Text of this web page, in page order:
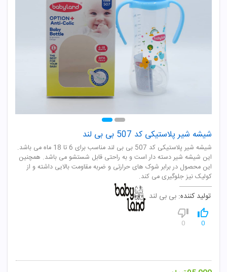
شیشه شیر پلاستیکی کد 507 بی بی لند
شیشه شیر پلاستیکی کد 507 بی بی لند مناسب برای 6 تا 18 ماه می باشد.
این شیشه شیر دسته دار است و به راحتی قابل شستشو می باشد. همچنین
این محصول در برابر شوک های حرارتی و ضربه مقاومت بالایی داشته و از
کولیک نیز جلوگیری می کند.
تولید کننده: بی بی لند
0
0